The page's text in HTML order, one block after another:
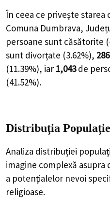
În ceea ce privește starea
Comuna Dumbrava,
persoane sunt căsătorite (
sunt divorțate (3.62%), 286
(11.39%), iar 1,043 de
(41.52%).
Distribuția
Analiza distribuției
imagine complexă
a potențialelor nevoi
religioase.